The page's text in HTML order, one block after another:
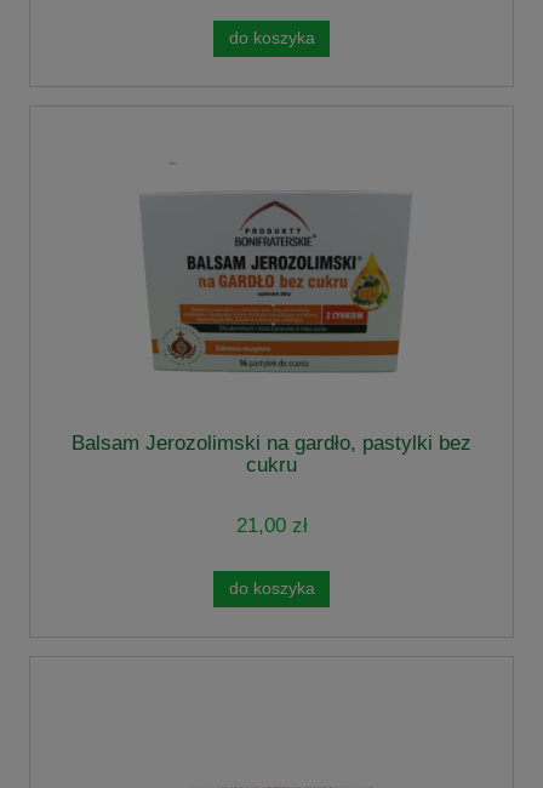
do koszyka
Balsam Jerozolimski na gardło, pastylki bez
cukru
21,00 zł
do koszyka